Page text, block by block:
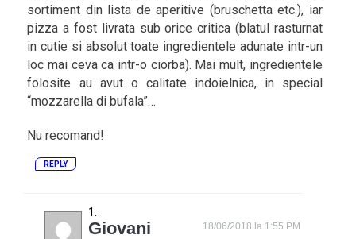
sortiment din lista de aperitive (bruschetta etc.), iar
pizza a fost livrata sub orice critica (blatul rasturnat
in cutie si absolut toate ingredientele adunate intr-un
loc mai ceva ca intr-o ciorba). Mai mult, ingredientele
folosite au avut o calitate indoielnica, in special
“mozzarella di bufala”…
Nu recomand!
REPLY
Giovani 18/06/2018 la 1:55 PM